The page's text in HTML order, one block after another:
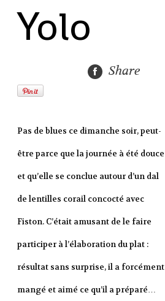
Yolo
Share
Pas de blues ce dimanche soir, peut-
être parce que la journée à été douce
et qu’elle se conclue autour d’un dal
de lentilles corail concocté avec
Fiston. C’était amusant de le faire
participer à l’élaboration du plat :
résultat sans surprise, il a forcément
mangé et aimé ce qu’il a préparé…